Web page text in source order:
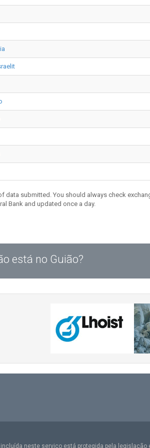
data submitted. You should always check
Bank and updated once a day.
está no Guião?
neste serviço está protegida pela legislação